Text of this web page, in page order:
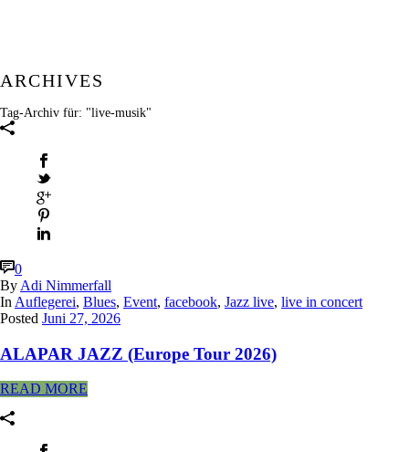
ARCHIVES
Tag-Archiv für: "live-musik"
0
By Adi Nimmerfall
In Auflegerei, Blues, Event, facebook, Jazz live, live in concert
Posted Juni 27, 2026
ALAPAR JAZZ (Europe Tour 2026)
READ MORE